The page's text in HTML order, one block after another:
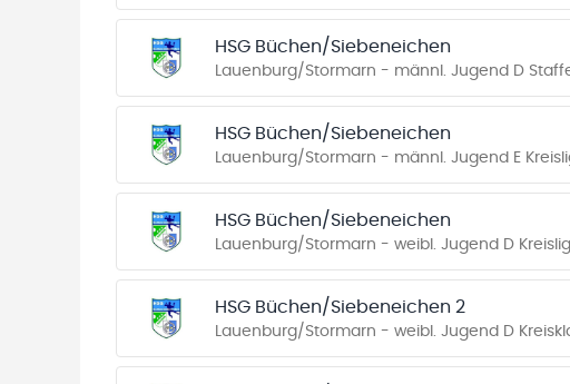
HSG Büchen/Siebeneichen
Lauenburg/Stormarn - männl. Jugend D
HSG Büchen/Siebeneichen
Lauenburg/Stormarn - männl. Jugend E
HSG Büchen/Siebeneichen
Lauenburg/Stormarn - weibl. Jugend D
HSG Büchen/Siebeneichen 2
Lauenburg/Stormarn - weibl. Jugend D